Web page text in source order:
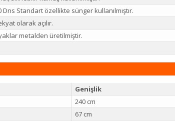
Dns Standart özellikte sünger kullanılmıştır.
olarak açılır.
metalden üretilmiştir.
Genişlik
240 cm
67 cm